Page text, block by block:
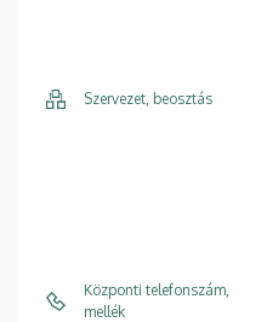
Szervezet, beosztás
Központi telefonszám,
mellék